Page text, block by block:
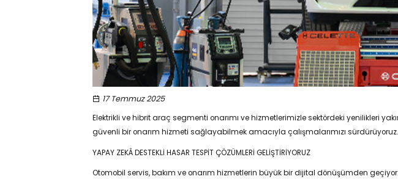
17 Temmuz 2025
Elektrikli ve hibrit araç segmenti onarımı ve hizmetlerimizle sektördeki yenilikleri
güvenli bir onarım hizmeti sağlayabilmek amacıyla çalışmalarımızı sürdürüyoruz.
YAPAY ZEKÂ DESTEKLİ HASAR TESPİT ÇÖZÜMLERİ GELİŞTİRİYORUZ
Otomobil servis, bakım ve onarım hizmetlerin büyük bir dijital dönüşümden